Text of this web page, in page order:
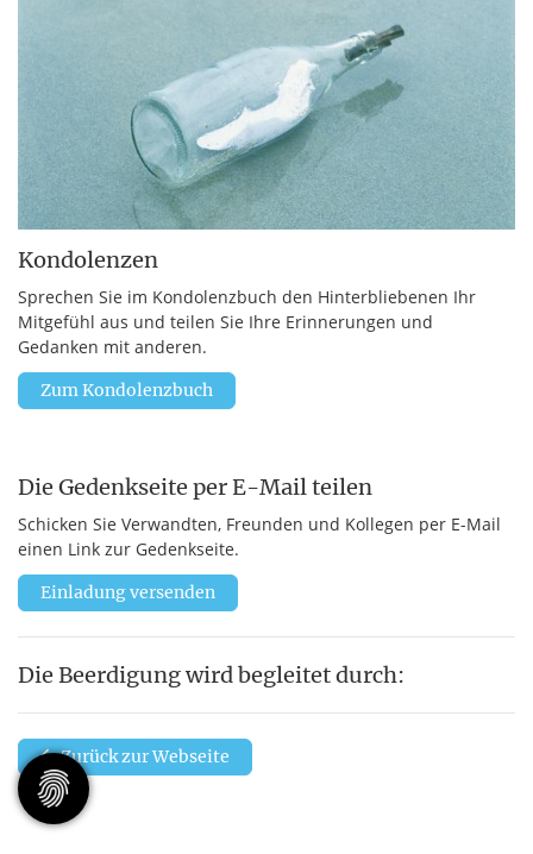
Kondolenzen
Sprechen Sie im Kondolenzbuch den Hinterbliebenen Ihr
Mitgefühl aus und teilen Sie Ihre Erinnerungen und
Gedanken mit anderen.
Zum Kondolenzbuch
Die Gedenkseite per E-Mail teilen
Schicken Sie Verwandten, Freunden und Kollegen per E-Mail
einen Link zur Gedenkseite.
Einladung versenden
Die Beerdigung wird begleitet durch:
Zurück zur Webseite